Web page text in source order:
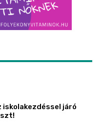
iskolakezdéssel járó